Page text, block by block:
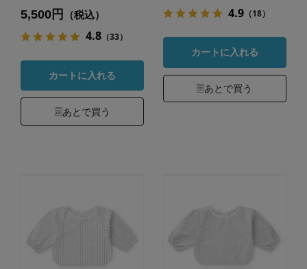
5,500円 （税込）
4.8（33）
カートに入れる
あとで買う
4.9（18）
カートに入れる
あとで買う